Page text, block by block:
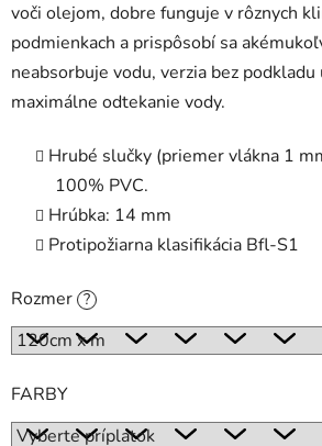
voči olejom, dobre funguje v rôznych
podmienkach a prispôsobí sa
neabsorbuje vodu, verzia bez podkladu
maximálne odtekanie vody.
Hrubé slučky (priemer vlákna 1
100% PVC.
Hrúbka: 14 mm
Protipožiarna klasifikácia Bfl-S1
Rozmer ?
FARBY